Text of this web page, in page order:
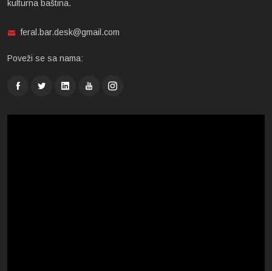
kulturna baština.
feral.bar.desk@gmail.com
Poveži se sa nama: